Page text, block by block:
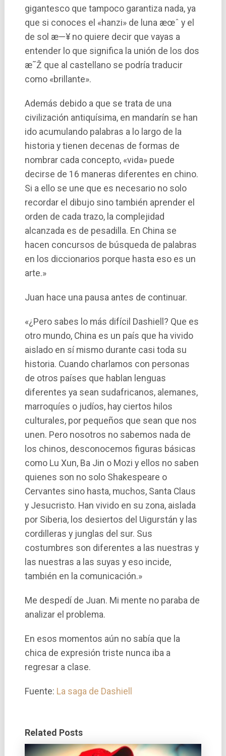
gigantesco que tampoco garantiza nada, ya
que si conoces el «hanzi» de luna æœˆ y el
de sol æ—¥ no quiere decir que vayas a
entender lo que significa la unión de los dos
æ˜Ž que al castellano se podrí­a traducir
como «brillante».
Además debido a que se trata de una
civilización antiquí­sima, en mandarí­n se han
ido acumulando palabras a lo largo de la
historia y tienen decenas de formas de
nombrar cada concepto, «vida» puede
decirse de 16 maneras diferentes en chino.
Si a ello se une que es necesario no solo
recordar el dibujo sino también aprender el
orden de cada trazo, la complejidad
alcanzada es de pesadilla. En China se
hacen concursos de búsqueda de palabras
en los diccionarios porque hasta eso es un
arte.»
Juan hace una pausa antes de continuar.
«¿Pero sabes lo más difí­cil Dashiell? Que es
otro mundo, China es un paí­s que ha vivido
aislado en sí mismo durante casi toda su
historia. Cuando charlamos con personas
de otros paí­ses que hablan lenguas
diferentes ya sean sudafricanos, alemanes,
marroquí­es o judí­os, hay ciertos hilos
culturales, por pequeños que sean que nos
unen. Pero nosotros no sabemos nada de
los chinos, desconocemos figuras básicas
como Lu Xun, Ba Jin o Mozi y ellos no saben
quienes son no solo Shakespeare o
Cervantes sino hasta, muchos, Santa Claus
y Jesucristo. Han vivido en su zona, aislada
por Siberia, los desiertos del Uigurstán y las
cordilleras y junglas del sur. Sus
costumbres son diferentes a las nuestras y
las nuestras a las suyas y eso incide,
también en la comunicación.»
Me despedí­ de Juan. Mi mente no paraba de
analizar el problema.
En esos momentos aún no sabí­a que la
chica de expresión triste nunca iba a
regresar a clase.
Fuente: La saga de Dashiell
Related Posts